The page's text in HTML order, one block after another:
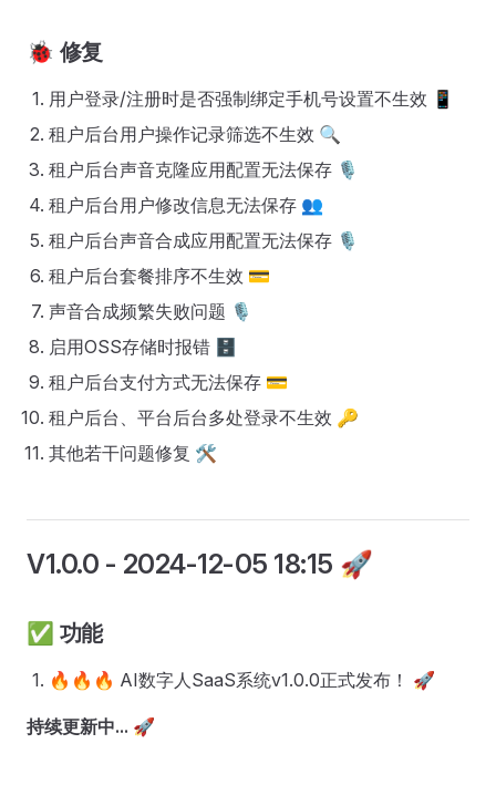
🐞 修复
用户登录/注册时是否强制绑定手机号设置不生效 📱
租户后台用户操作记录筛选不生效 🔍
租户后台声音克隆应用配置无法保存 🎙️
租户后台用户修改信息无法保存 👥
租户后台声音合成应用配置无法保存 🎙️
租户后台套餐排序不生效 💳
声音合成频繁失败问题 🎙️
启用OSS存储时报错 🗄️
租户后台支付方式无法保存 💳
租户后台、平台后台多处登录不生效 🔑
其他若干问题修复 🛠️
V1.0.0 - 2024-12-05 18:15 🚀
✅ 功能
🔥🔥🔥 AI数字人SaaS系统v1.0.0正式发布！ 🚀
持续更新中... 🚀